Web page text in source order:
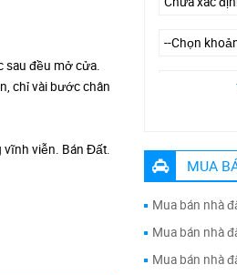
sau đều mở cửa.
chỉ vài bước chân
vĩnh viễn. Bán Đất.
MUA
Mua bán nhà
Mua bán nhà
Mua bán nhà